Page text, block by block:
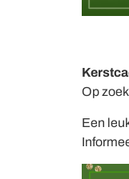
Op
Een